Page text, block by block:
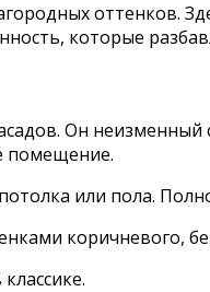
которые
Он неизменный
помещение.
или пола.
коричневого,